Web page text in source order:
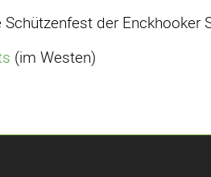
Schützenfest der
(im Westen)